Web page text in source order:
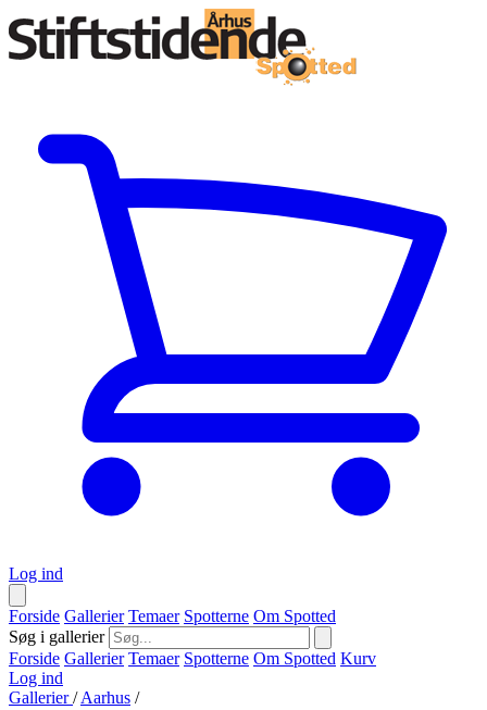
Log ind
Forside Gallerier Temaer Spotterne Om Spotted
Søg i gallerier
Forside Gallerier Temaer Spotterne Om Spotted Kurv
Log ind
Gallerier/ Aarhus /